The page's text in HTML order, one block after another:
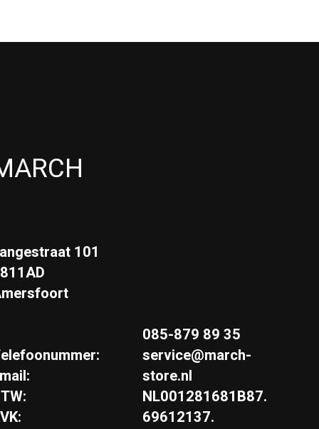
101
085-879 89 35
service@march-
store.nl
NL001281681B87.
69612137.